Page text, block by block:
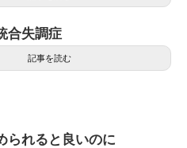
合失調症
記事を読む
られると良いのに